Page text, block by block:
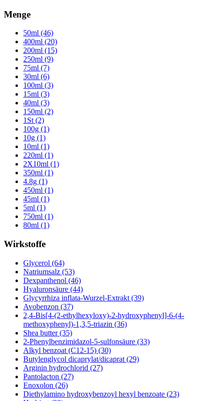
Menge
50ml (46)
400ml (20)
200ml (15)
250ml (9)
75ml (7)
30ml (6)
100ml (3)
15ml (3)
40ml (3)
150ml (2)
1St (2)
100g (1)
10g (1)
10ml (1)
220ml (1)
2X10ml (1)
350ml (1)
4.8g (1)
450ml (1)
45ml (1)
5ml (1)
750ml (1)
80ml (1)
Wirkstoffe
Glycerol (64)
Natriumsalz (53)
Dexpanthenol (46)
Hyaluronsäure (44)
Glycyrrhiza inflata-Wurzel-Extrakt (39)
Avobenzon (37)
2,4-Bis[4-(2-ethylhexyloxy)-2-hydroxyphenyl]-6-(4-
methoxyphenyl)-1,3,5-triazin (36)
Shea butter (35)
2-Phenylbenzimidazol-5-sulfonsäure (33)
Alkyl benzoat (C12-15) (30)
Butylenglycol dicaprylat/dicaprat (29)
Arginin hydrochlorid (27)
Pantolacton (27)
Enoxolon (26)
Diethylamino hydroxybenzoyl hexyl benzoate (23)